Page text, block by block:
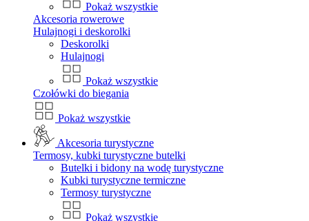
Pokaż wszystkie
Akcesoria rowerowe
Hulajnogi i deskorolki
Deskorolki
Hulajnogi
Pokaż wszystkie
Czołówki do biegania
Pokaż wszystkie
Akcesoria turystyczne
Termosy, kubki turystyczne butelki
Butelki i bidony na wodę turystyczne
Kubki turystyczne termiczne
Termosy turystyczne
Pokaż wszystkie